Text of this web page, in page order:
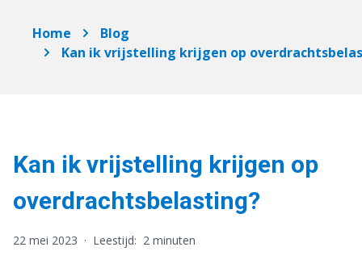
Home
Blog
Kan ik vrijstelling krijgen op
Kan ik vrijstelling krijgen op
overdrachtsbelasting?
22 mei 2023 · Leestijd: 2 minuten